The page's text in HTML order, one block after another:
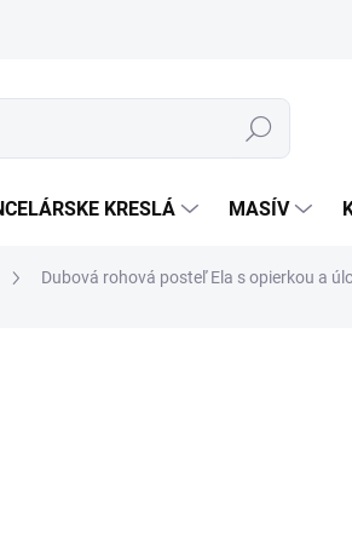
Hľadať
KRESLÁ MASÍV
Dubová rohová posteľ Ela s opierkou a